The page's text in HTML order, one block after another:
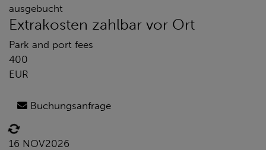
ausgebucht
Extrakosten zahlbar vor Ort
Park and port fees
400
EUR
Buchungsanfrage
16 NOV2026